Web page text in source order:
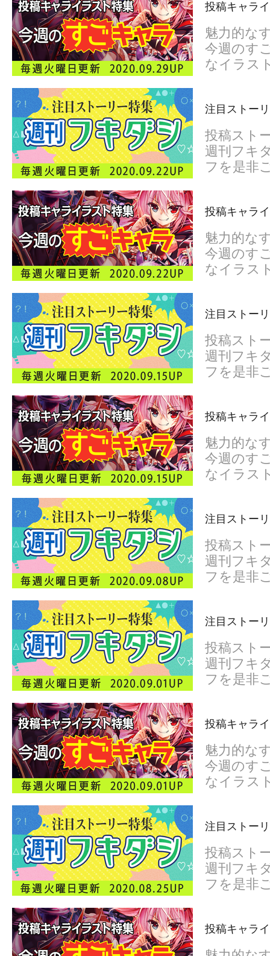
投稿キャラ
魅力的な
今週のす
なイラス
注目ストー
投稿スト
週刊フキ
フを是非
投稿キャラ
魅力的な
今週のす
なイラス
注目ストー
投稿スト
週刊フキ
フを是非
投稿キャラ
魅力的な
今週のす
なイラス
注目ストー
投稿スト
週刊フキ
フを是非
注目ストー
投稿スト
週刊フキ
フを是非
投稿キャラ
魅力的な
今週のす
なイラス
注目ストー
投稿スト
週刊フキ
フを是非
投稿キャラ